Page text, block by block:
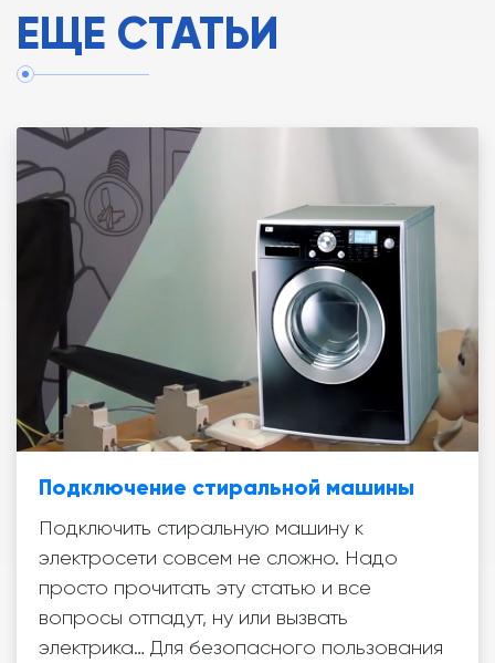
ЕЩЕ СТАТЬИ
Подключение стиральной машины
Подключить стиральную машину к
электросети совсем не сложно. Надо
просто прочитать эту статью и все
вопросы отпадут, ну или вызвать
электрика… Для безопасного пользования